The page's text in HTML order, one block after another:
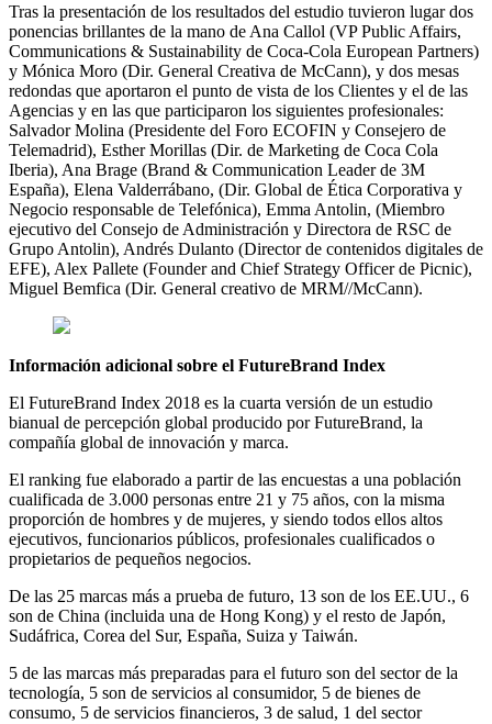
Tras la presentación de los resultados del estudio tuvieron lugar dos
ponencias brillantes de la mano de Ana Callol (VP Public Affairs,
Communications & Sustainability de Coca-Cola European Partners)
y Mónica Moro (Dir. General Creativa de McCann), y dos mesas
redondas que aportaron el punto de vista de los Clientes y el de las
Agencias y en las que participaron los siguientes profesionales:
Salvador Molina (Presidente del Foro ECOFIN y Consejero de
Telemadrid), Esther Morillas (Dir. de Marketing de Coca Cola
Iberia), Ana Brage (Brand & Communication Leader de 3M
España), Elena Valderrábano, (Dir. Global de Ética Corporativa y
Negocio responsable de Telefónica), Emma Antolin, (Miembro
ejecutivo del Consejo de Administración y Directora de RSC de
Grupo Antolin), Andrés Dulanto (Director de contenidos digitales de
EFE), Alex Pallete (Founder and Chief Strategy Officer de Picnic),
Miguel Bemfica (Dir. General creativo de MRM//McCann).
Información adicional sobre el FutureBrand Index
El FutureBrand Index 2018 es la cuarta versión de un estudio
bianual de percepción global producido por FutureBrand, la
compañía global de innovación y marca.
El ranking fue elaborado a partir de las encuestas a una población
cualificada de 3.000 personas entre 21 y 75 años, con la misma
proporción de hombres y de mujeres, y siendo todos ellos altos
ejecutivos, funcionarios públicos, profesionales cualificados o
propietarios de pequeños negocios.
De las 25 marcas más a prueba de futuro, 13 son de los EE.UU., 6
son de China (incluida una de Hong Kong) y el resto de Japón,
Sudáfrica, Corea del Sur, España, Suiza y Taiwán.
5 de las marcas más preparadas para el futuro son del sector de la
tecnología, 5 son de servicios al consumidor, 5 de bienes de
consumo, 5 de servicios financieros, 3 de salud, 1 del sector